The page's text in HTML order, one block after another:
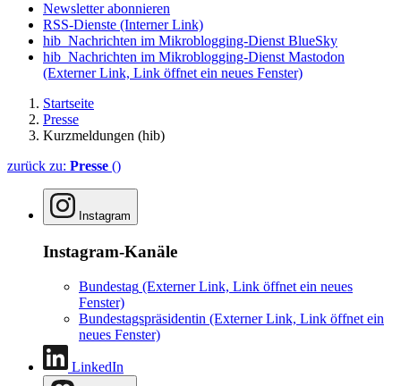
Newsletter abonnieren
RSS-Dienste (Interner Link)
hib_Nachrichten im Mikroblogging-Dienst BlueSky
hib_Nachrichten im Mikroblogging-Dienst Mastodon
(Externer Link, Link öffnet ein neues Fenster)
Startseite
Presse
Kurzmeldungen (hib)
zurück zu: Presse ()
Instagram
Instagram-Kanäle
Bundestag (Externer Link, Link öffnet ein neues
Fenster)
Bundestagspräsidentin (Externer Link, Link öffnet ein
neues Fenster)
LinkedIn